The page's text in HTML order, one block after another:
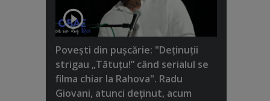
Poveşti din puşcărie: "Deţinuţii
strigau „Tătuţu!” când serialul se
filma chiar la Rahova". Radu
Giovani, atunci deţinut, acum